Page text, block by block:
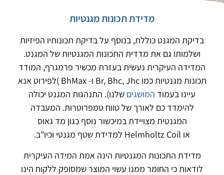
מדידת תכונות מגנטיות
בדיקת המגנט כוללת, בנוסף על בדיקת תכונותיו הפיזיות
ושלמותו גם את מדדית התכונות המגנטיות של המגנט.
המדידה העיקרית נעשית בעזרת מכשיר פרמגרף, המודד
תכונות מגנטיות כמו Br, Bhc, Jhc ו- BhMax )לפירוט אנא
עיינו בעמוד המושגים שלנו). התנהגות המגנט יכולה
להימדד כם לאורך של טווח טמפרוטרות. המעבדה
המגנטית מצויידת במיכשור נוסף כגון מד גאוס
או Helmholtz Coil למדידת שטף מגנטי וכיו”ב.
מדידת התכונות המגנטיות הינה אמת המידה העיקרית
לודאות כי החומר ממנו עשוי המוצר שמסופק ללקוח הינו